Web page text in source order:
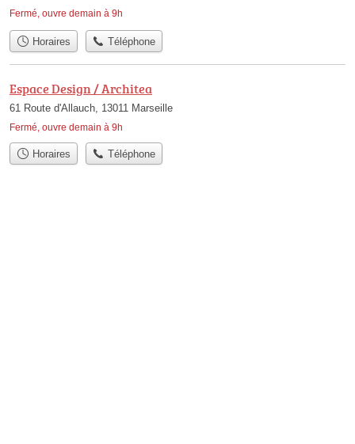
Fermé, ouvre demain à 9h
Horaires Téléphone
Espace Design / Architea
61 Route d'Allauch, 13011 Marseille
Fermé, ouvre demain à 9h
Horaires Téléphone